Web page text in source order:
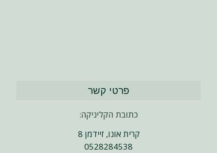
פרטי קשר
כתובת הקליניקה:
קרית אונו, זיידמן 8
0528284538